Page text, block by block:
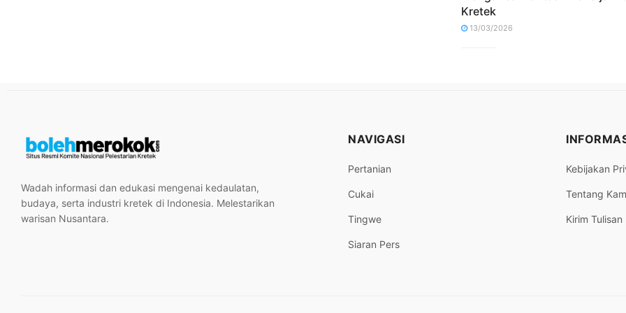
Kretek
13/03/2026
Wadah informasi dan edukasi mengenai kedaulatan,
budaya, serta industri kretek di Indonesia. Melestarikan
warisan Nusantara.
NAVIGASI
Pertanian
Cukai
Tingwe
Siaran Pers
Kebijakan
Tentang
Kirim Tulisan